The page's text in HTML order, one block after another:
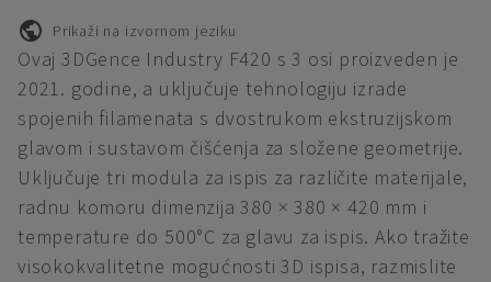
Prikaži na izvornom jeziku
Ovaj 3DGence Industry F420 s 3 osi proizveden je
2021. godine, a uključuje tehnologiju izrade
spojenih filamenata s dvostrukom ekstruzijskom
glavom i sustavom čišćenja za složene geometrije.
Uključuje tri modula za ispis za različite materijale,
radnu komoru dimenzija 380 × 380 × 420 mm i
temperature do 500°C za glavu za ispis. Ako tražite
visokokvalitetne mogućnosti 3D ispisa, razmislite